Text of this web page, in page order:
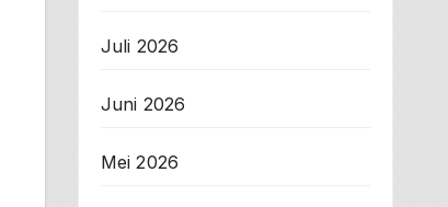
Juli 2026
Juni 2026
Mei 2026